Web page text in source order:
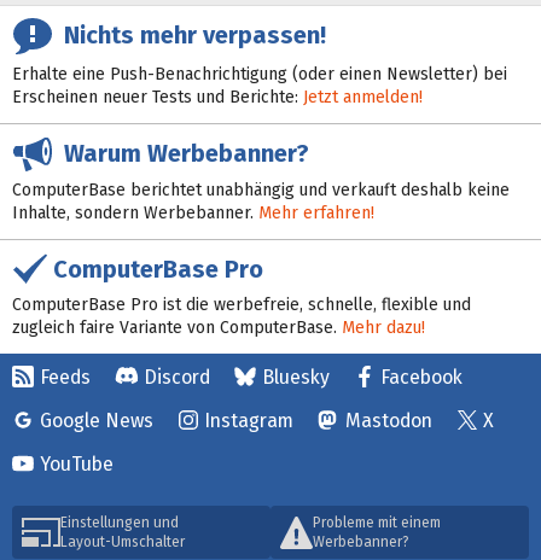
Nichts mehr verpassen!
Erhalte eine Push-Benachrichtigung (oder einen Newsletter) bei
Erscheinen neuer Tests und Berichte: Jetzt anmelden!
Warum Werbebanner?
ComputerBase berichtet unabhängig und verkauft deshalb keine
Inhalte, sondern Werbebanner. Mehr erfahren!
ComputerBase Pro
ComputerBase Pro ist die werbefreie, schnelle, flexible und
zugleich faire Variante von ComputerBase. Mehr dazu!
Feeds Discord Bluesky
Facebook
Google News
Instagram Mastodon
X
YouTube
Einstellungen und
Layout-Umschalter
Probleme mit einem
Werbebanner?